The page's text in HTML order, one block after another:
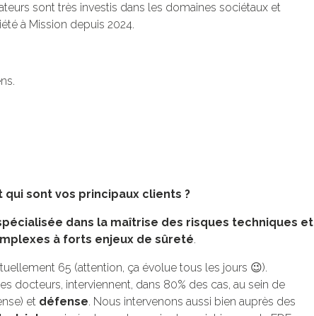
sont très investis dans les domaines sociétaux et
à Mission depuis 2024.
sont vos principaux clients ?
dans la maîtrise des risques techniques et
à forts enjeux de sûreté.
65 (attention, ça évolue tous les jours 😉).
docteurs, interviennent, dans 80% des cas, au sein de
et défense. Nous intervenons aussi bien auprès des